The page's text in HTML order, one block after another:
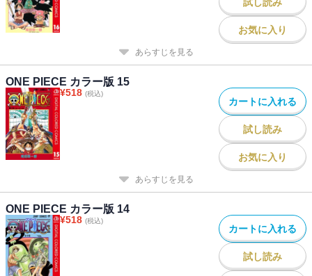
お気に入り
あらすじを見る
ONE PIECE カラー版 15
¥518 (税込)
カートに入れる
試し読み
お気に入り
あらすじを見る
ONE PIECE カラー版 14
¥518 (税込)
カートに入れる
試し読み